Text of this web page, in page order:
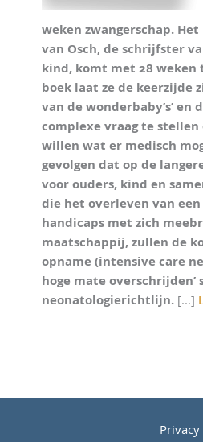
weken zwangerschap.
van Osch, de schrijfster
kind, komt met 28 weken
boek laat ze de keerzijde
van de wonderbaby’s’ en
complexe vraag te
willen wat er medisch
gevolgen dat op de
voor ouders, kind en
die het overleven van
handicaps met zich
maatschappij, zullen de
opname (intensive care
hoge mate overschrijden’
neonatologierichtlijn. [...]
Privacy